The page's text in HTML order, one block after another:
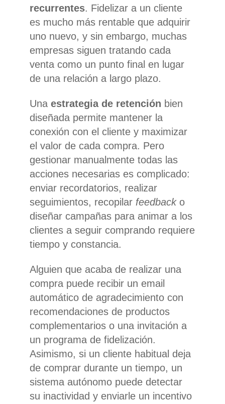
recurrentes. Fidelizar a un cliente
es mucho más rentable que adquirir
uno nuevo, y sin embargo, muchas
empresas siguen tratando cada
venta como un punto final en lugar
de una relación a largo plazo.
Una estrategia de retención bien
diseñada permite mantener la
conexión con el cliente y maximizar
el valor de cada compra. Pero
gestionar manualmente todas las
acciones necesarias es complicado:
enviar recordatorios, realizar
seguimientos, recopilar feedbacko
diseñar campañas para animar a los
clientes a seguir comprando requiere
tiempo y constancia.
Alguien que acaba de realizar una
compra puede recibir un email
automático de agradecimiento con
recomendaciones de productos
complementarios o una invitación a
un programa de fidelización.
Asimismo, si un cliente habitual deja
de comprar durante un tiempo, un
sistema autónomo puede detectar
su inactividad y enviarle un incentivo